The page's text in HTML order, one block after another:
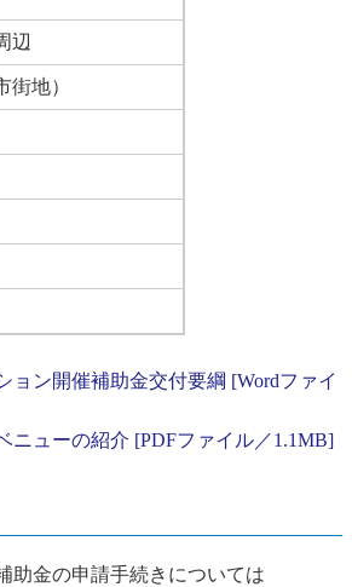
辺
街地）
ョン開催補助金交付要綱 [Wordファイ
ニューの紹介 [PDFファイル／1.1MB]
助金の申請手続きについては